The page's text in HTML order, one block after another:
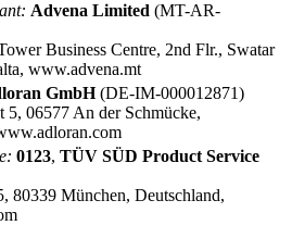
Advena Limited (MT-AR-
Business Centre, 2nd Flr., Swatar
www.advena.mt
GmbH(DE-IM-000012871)
5, 06577 An der Schmücke,
0123, TÜV SÜD Product Service
80339 München, Deutschland,